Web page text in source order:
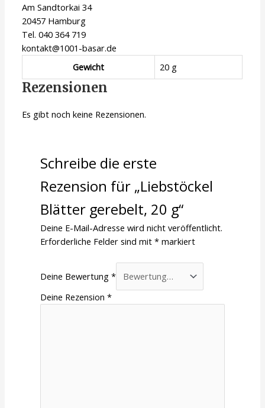
Am Sandtorkai 34
20457 Hamburg
Tel. 040 364 719
kontakt@1001-basar.de
Gewicht
20 g
Rezensionen
Es gibt noch keine Rezensionen.
Schreibe die erste
Rezension für „Liebstöckel
Blätter gerebelt, 20 g“
Deine E-Mail-Adresse wird nicht veröffentlicht.
Erforderliche Felder sind mit* markiert
Deine Bewertung*
Deine Rezension*